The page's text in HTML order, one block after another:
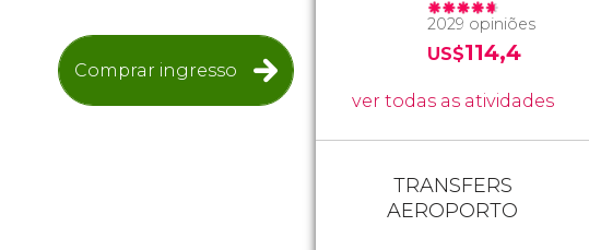
Comprar ingresso
2029 opiniões
US$114,4
ver todas as atividades
TRANSFERS
AEROPORTO